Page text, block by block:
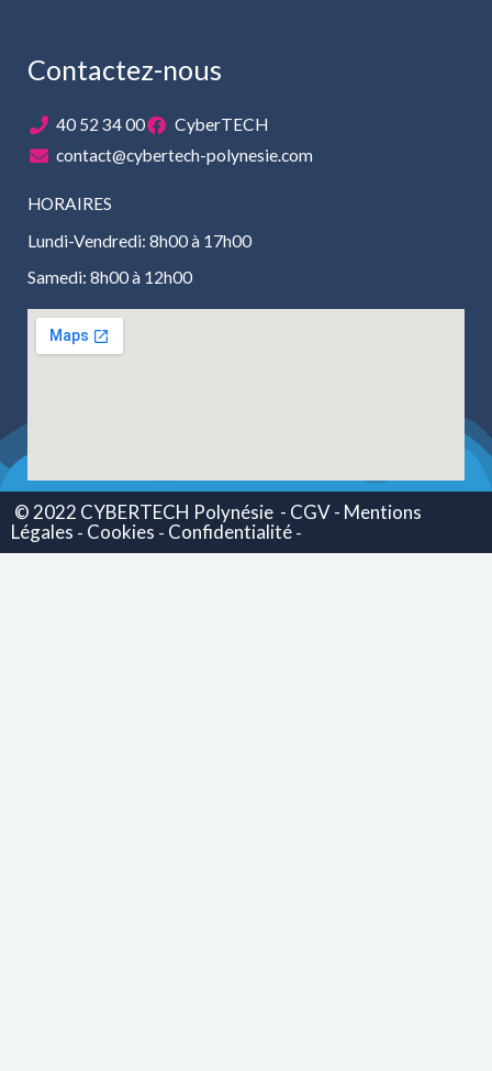
Contactez-nous
40 52 34 00
CyberTECH
contact@cybertech-polynesie.com
HORAIRES
Lundi-Vendredi: 8h00 à 17h00
Samedi: 8h00 à 12h00
© 2022 CYBERTECH Polynésie - CGV - Mentions
Légales - Cookies - Confidentialité -